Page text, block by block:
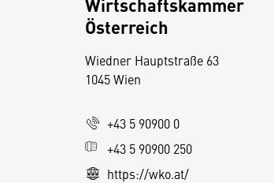
Österreich
Wiedner Hauptstraße 63
1045 Wien
+43 5 90900 0
+43 5 90900 250
https://wko.at/